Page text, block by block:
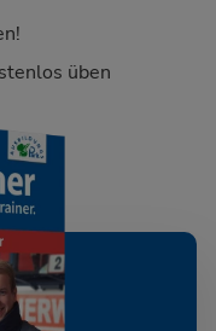
üben